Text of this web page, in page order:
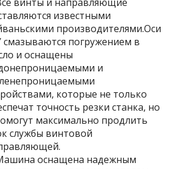
известными
производителями.Оси
смазываются погружением в
и оснащены
и
которые не только
точность резки станка, но
максимально продлить
службы винтовой
оснащена надежным